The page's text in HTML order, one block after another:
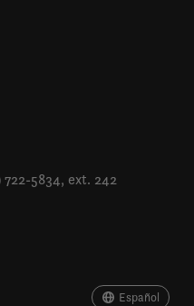
722-5834, ext. 242
Español